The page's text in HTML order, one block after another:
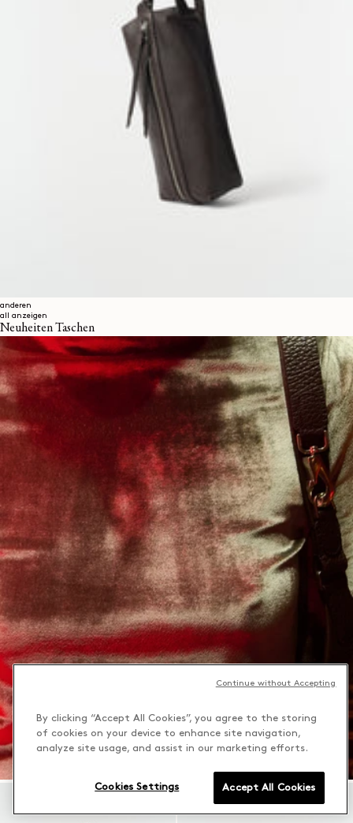
anderen
all anzeigen
Neuheiten Taschen
By clicking “Accept All Cookies”, you agree to the storing
of cookies on your device to enhance site navigation,
analyze site usage, and assist in our marketing efforts.
Accept All Cookies
Cookies Settings
Continue without Accepting